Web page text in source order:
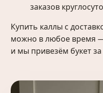
заказов
Купить каллы с
можно в любое время
и мы привезём букет за